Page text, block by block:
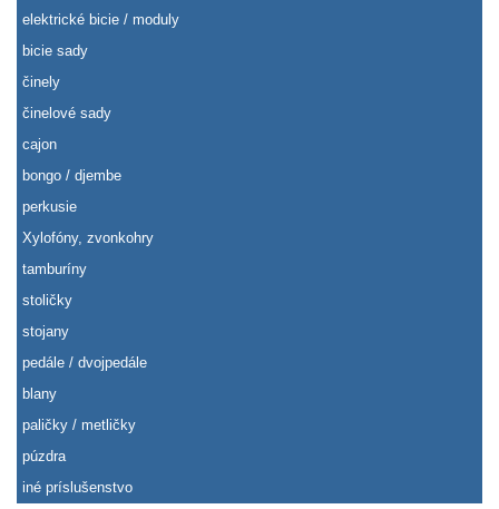
elektrické bicie / moduly
bicie sady
činely
činelové sady
cajon
bongo / djembe
perkusie
Xylofóny, zvonkohry
tamburíny
stoličky
stojany
pedále / dvojpedále
blany
paličky / metličky
púzdra
iné príslušenstvo